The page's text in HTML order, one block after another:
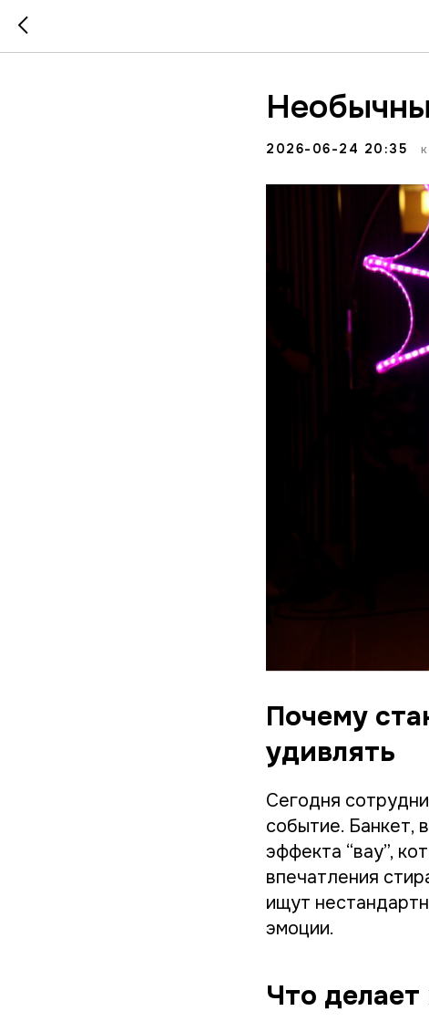
2026-06-24 20:35
Почему
удивлять
Сегодня
событие. Банкет,
эффекта “вау”,
впечатления
ищут
эмоции.
Что